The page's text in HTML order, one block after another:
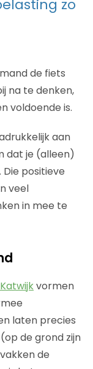
zo
de fiets
na te denken,
voldoende is.
aan
dat je (alleen)
positieve
veel
in mee te
vormen
laten precies
de grond zijn
de